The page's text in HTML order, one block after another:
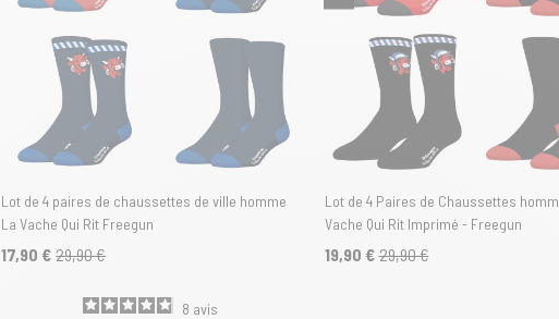
Lot de 4 paires de chaussettes de ville homme
La Vache Qui Rit Freegun
17,90 € 29,90 €
8 avis
Lot de 4 Paires de Chaussettes
Vache Qui Rit Imprimé - Freegun
19,90 € 29,90 €